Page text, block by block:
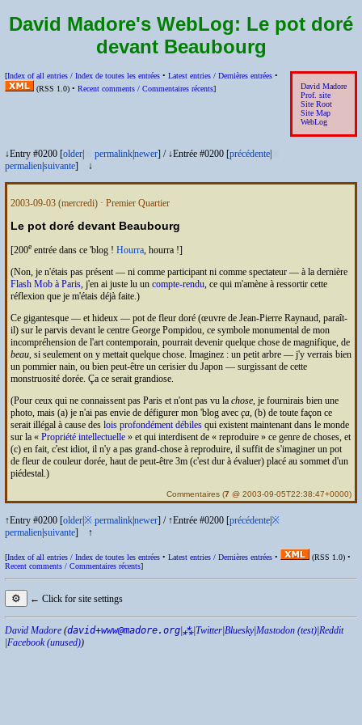
David Madore's WebLog: Le pot doré
devant Beaubourg
David Madore
Prof. site
Site Root
Site Map
WebLog
[Index of all entries / Index de toutes les entrées • Latest entries / Dernières entrées •
(RSS 1.0) • Recent comments / Commentaires récents]
↓Entry #0200 [older permalinknewer] / ↓Entrée #0200 [précédente
permaliensuivante] ↓
2003-09-03(mercredi) · Premier Quartier
Le pot doré devant Beaubourg
[200eentrée dans ce 'blog ! Hourra, hourra !]
(Non, je n'étais pas présent — ni comme participant ni comme spectateur — à la dernière
Flash Mob à Paris, j'en ai juste lu un compte-rendu , ce qui m'amène à ressortir cette
réflexion que je m'étais déjà faite.)
Ce gigantesque — et hideux — pot de fleur doré (œuvre de Jean-Pierre Raynaud, paraît-
il) sur le parvis devant le centre George Pompidou, ce symbole monumental de mon
incompréhension de l'art contemporain, pourrait devenir quelque chose de magnifique, de
beau, si seulement on y mettait quelque chose. Imaginez : un petit arbre — j'y verrais bien
un pommier nain, ou bien peut-être un cerisier du Japon — surgissant de cette
monstruosité dorée. Ça ce serait grandiose.
(Pour ceux qui ne connaissent pas Paris et n'ont pas vu la chose, je fournirais bien une
photo, mais (a) je n'ai pas envie de défigurer mon 'blog avec ça, (b) de toute façon ce
serait illégal à cause des lois profondément débilesqui existent maintenant dans le monde
sur la « Propriété intellectuelle» et qui interdisent de « reproduire » ce genre de choses, et
(c) en fait, c'est idiot, il n'y a pas grand-chose à reproduire, il suffit de s'imaginer un pot
de fleur de couleur dorée, haut de peut-être 3m (c'est dur à évaluer) placé au sommet d'un
piédestal.)
Commentaires (7 @ 2003-09-05T22:38:47+0000)
↑Entry #0200 [older※ permalinknewer] / ↑Entrée #0200 [précédente※
permaliensuivante] ↑
[Index of all entries / Index de toutes les entrées • Latest entries / Dernières entrées • (RSS 1.0) •
Recent comments / Commentaires récents]
⚙ ← Click for site settings
David Madore (david+www@madore.org ⁂|Twitter Bluesky|Mastodon (test) Reddit
Facebook (unused))